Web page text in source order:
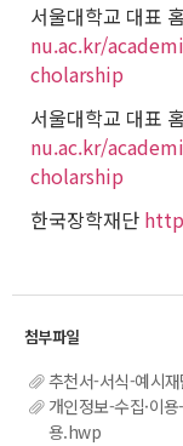
서울대학교 대표
nu.ac.kr/
cholarship
서울대학교 대표
nu.ac.kr/
cholarship
한국장학재단
추천서-서식-예시
개인정보-수집·이
용.hwp